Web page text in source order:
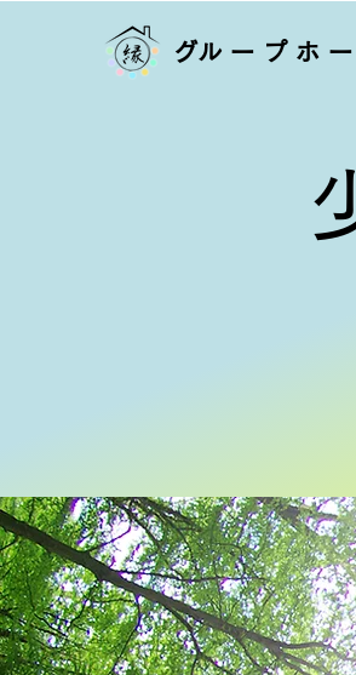
グループホ